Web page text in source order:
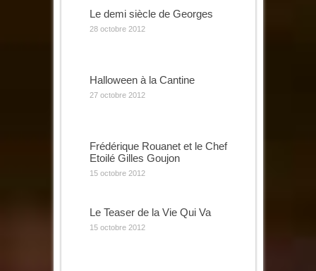
Le demi siècle de Georges
28 octobre 2012
Halloween à la Cantine
27 octobre 2012
Frédérique Rouanet et le Chef
Etoilé Gilles Goujon
15 octobre 2012
Le Teaser de la Vie Qui Va
15 octobre 2012